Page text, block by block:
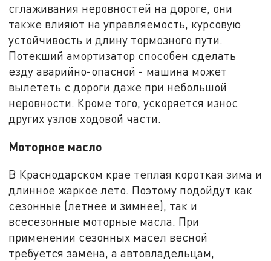
сглаживания неровностей на дороге, они
также влияют на управляемость, курсовую
устойчивость и длину тормозного пути.
Потекший амортизатор способен сделать
езду аварийно-опасной - машина может
вылететь с дороги даже при небольшой
неровности. Кроме того, ускоряется износ
других узлов ходовой части.
Моторное масло
В Краснодарском крае теплая короткая зима и
длинное жаркое лето. Поэтому подойдут как
сезонные (летнее и зимнее), так и
всесезонные моторные масла. При
применении сезонных масел весной
требуется замена, а автовладельцам,